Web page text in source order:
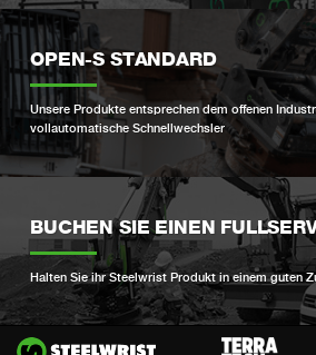
OPEN-S STANDARD
Unsere Produkte entsprechen dem offenen
vollautomatische Schnellwechsler
BUCHEN SIE EINEN
Halten Sie ihr Steelwrist Produkt in einem guten